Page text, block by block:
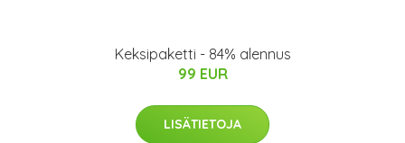
Keksipaketti - 84% alennus
99 EUR
LISÄTIETOJA